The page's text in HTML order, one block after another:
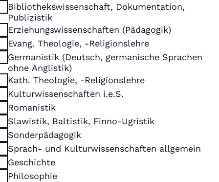
Bibliothekswissenschaft, Dokumentation,
Publizistik
Erziehungswissenschaften (Pädagogik)
Evang. Theologie, -Religionslehre
Germanistik (Deutsch, germanische Sprachen
ohne Anglistik)
Kath. Theologie, -Religionslehre
Kulturwissenschaften i.e.S.
Romanistik
Slawistik, Baltistik, Finno-Ugristik
Sonderpädagogik
Sprach- und Kulturwissenschaften allgemein
Geschichte
Philosophie